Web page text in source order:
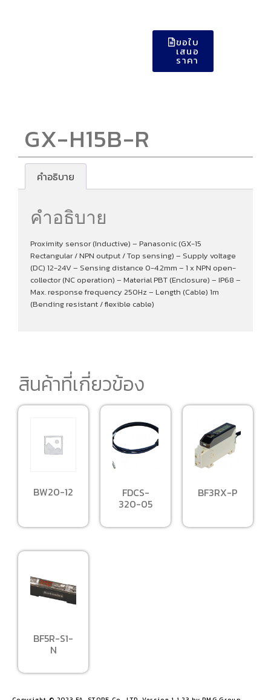
ขอใบ
เสนอ
ราคา
GX-H15B-R
คำอธิบาย
คำอธิบาย
Proximity sensor (Inductive) – Panasonic (GX-15
Rectangular / NPN output / Top sensing) – Supply voltage
(DC) 12-24V – Sensing distance 0-4.2mm – 1 x NPN open-
collector (NC operation) – Material PBT (Enclosure) – IP68 –
Max. response frequency 250Hz – Length (Cable) 1m
(Bending resistant / flexible cable)
สินค้าที่เกี่ยวข้อง
BW20-12 FDCS-
320-05
BF3RX-P
BF5R-S1-
N